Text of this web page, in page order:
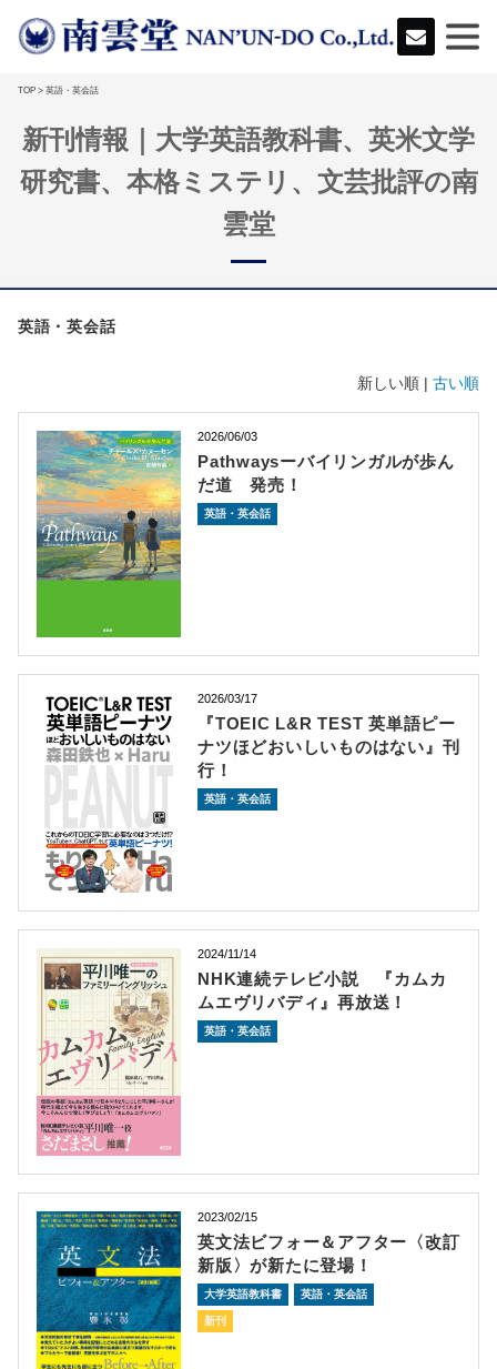
TOP > 英語・英会話
新刊情報｜大学英語教科書、英米文学
研究書、本格ミステリ、文芸批評の南
雲堂
英語・英会話
新しい順 | 古い順
2026/06/03
Pathwaysーバイリンガルが歩ん
だ道 発売！
英語・英会話
2026/03/17
『TOEIC L&R TEST 英単語ピー
ナツほどおいしいものはない』刊
行！
英語・英会話
2024/11/14
NHK連続テレビ小説 『カムカ
ムエヴリバディ』再放送！
英語・英会話
2023/02/15
英文法ビフォー＆アフター〈改訂
新版〉が新たに登場！
大学英語教科書 英語・英会話
新刊